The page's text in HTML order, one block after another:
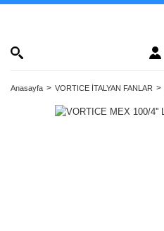
Anasayfa VORTICE İTALYAN FANLAR